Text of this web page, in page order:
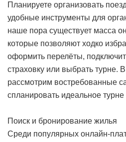
Планируете организовать
удобные инструменты для
наше пора существует масса
которые позволяют ходко
оформить перелёты,
страховку или выбрать турне.
рассмотрим востребованные
спланировать идеальное турне
Поиск и бронирование жилья
Среди популярных онлайн-